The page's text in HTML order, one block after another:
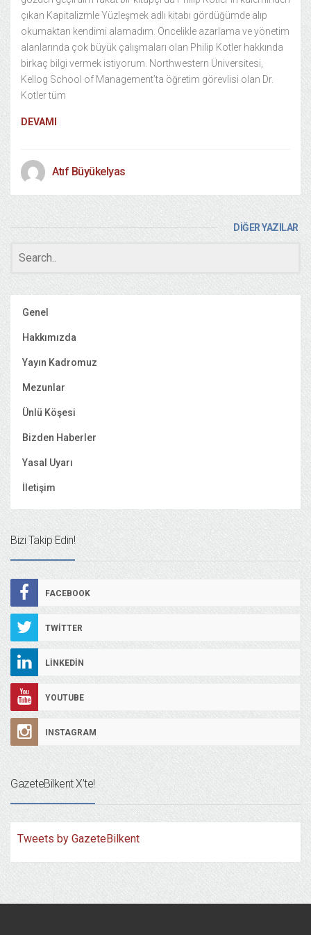
çıkan Kapitalizmle Yüzleşmek adlı kitabı gördüğümde alıp
okumaktan kendimi alamadım. Öncelikle azarlama ve yönetim
alanlarında çok büyük çalışmaları olan Philip Kotler hakkında
birkaç bilgi vermek istiyorum. Northwestern Üniversitesi,
Kellog School of Management’ta öğretim görevlisi olan Dr.
Kotler tüm
DEVAMI
Atıf Büyükelyas
DİĞER YAZILAR
Genel
Hakkımızda
Yayın Kadromuz
Mezunlar
Ünlü Köşesi
Bizden Haberler
Yasal Uyarı
İletişim
Bizi Takip Edin!
FACEBOOK
TWITTER
LINKEDIN
YOUTUBE
INSTAGRAM
GazeteBilkent X’te!
Tweets by GazeteBilkent